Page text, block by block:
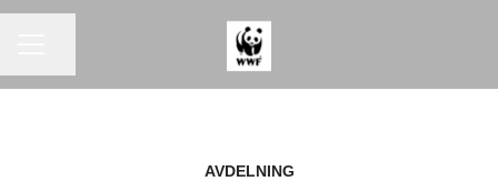
AVDELNING